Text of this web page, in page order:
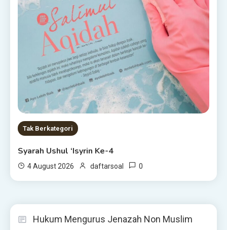
Tak Berkategori
Syarah Ushul ‘Isyrin Ke-4
4 August 2026 daftarsoal 0
Hukum Mengurus Jenazah Non Muslim